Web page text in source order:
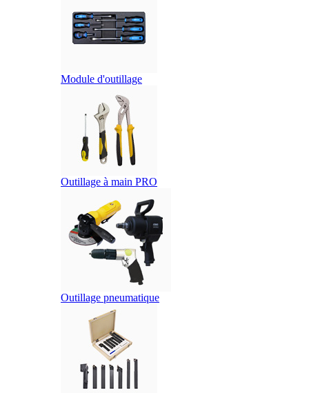
Module d'outillage
Outillage à main PRO
Outillage pneumatique